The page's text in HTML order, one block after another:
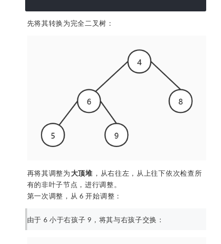
先将其转换为完全二叉树：
再将其调整为 大顶堆 ，从右往左，从上往下依次检查所
有的非叶子节点，进行调整。
第一次调整，从 6 开始调整：
由于 6 小于右孩子 9，将其与右孩子交换：